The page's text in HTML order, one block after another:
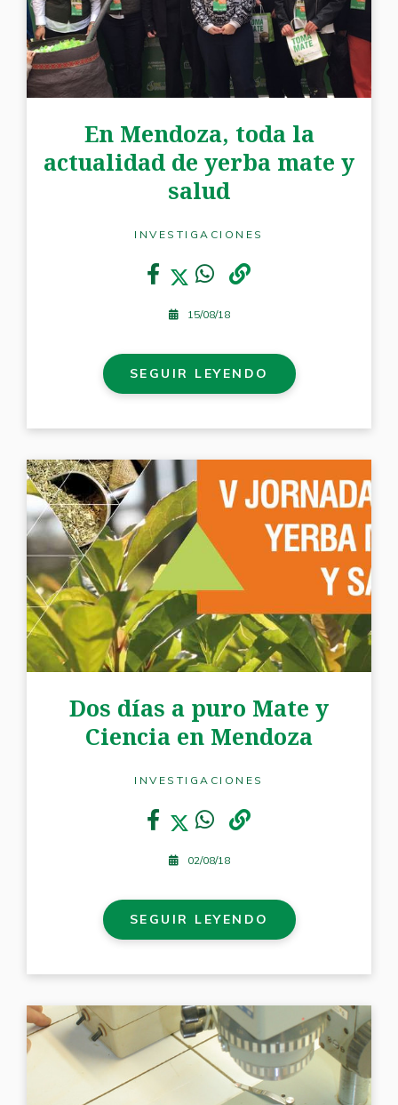
En Mendoza, toda la
actualidad de yerba mate y
salud
INVESTIGACIONES
15/08/18
SEGUIR LEYENDO
Dos días a puro Mate y
Ciencia en Mendoza
INVESTIGACIONES
02/08/18
SEGUIR LEYENDO